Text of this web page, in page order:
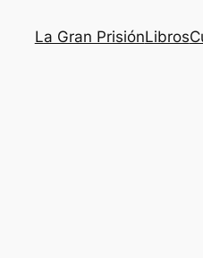
La Gran PrisiónLibros